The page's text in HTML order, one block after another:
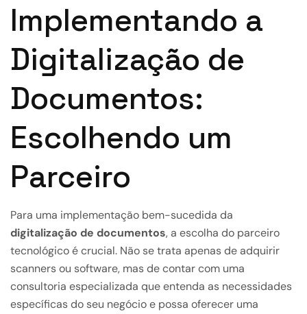
Implementando a
Digitalização de
Documentos:
Escolhendo um
Parceiro
Para uma implementação bem-sucedida da
digitalização de documentos, a escolha do parceiro
tecnológico é crucial. Não se trata apenas de adquirir
scanners ou software, mas de contar com uma
consultoria especializada que entenda as necessidades
específicas do seu negócio e possa oferecer uma